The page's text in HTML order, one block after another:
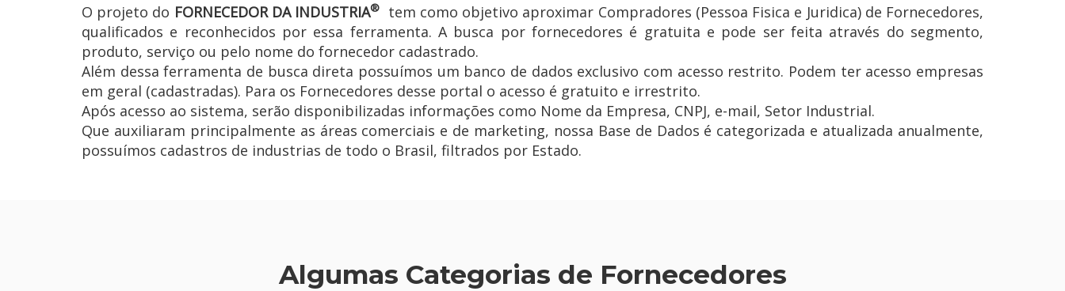
O projeto do FORNECEDOR DA INDUSTRIA®
tem como objetivo aproximar Compradores (Pessoa Fisica e Juridica) de Fornecedores,
qualificados e reconhecidos por essa ferramenta. A busca por fornecedores é gratuita e pode ser feita através do segmento,
produto, serviço ou pelo nome do fornecedor cadastrado.
Além dessa ferramenta de busca direta possuímos um banco de dados exclusivo com acesso restrito. Podem ter acesso empresas
em geral (cadastradas). Para os Fornecedores desse portal o acesso é gratuito e irrestrito.
Após acesso ao sistema, serão disponibilizadas informações como Nome da Empresa, CNPJ, e-mail, Setor Industrial.
Que auxiliaram principalmente as áreas comerciais e de marketing, nossa Base de Dados é categorizada e atualizada anualmente,
possuímos cadastros de industrias de todo o Brasil, filtrados por Estado.
Algumas Categorias de Fornecedores